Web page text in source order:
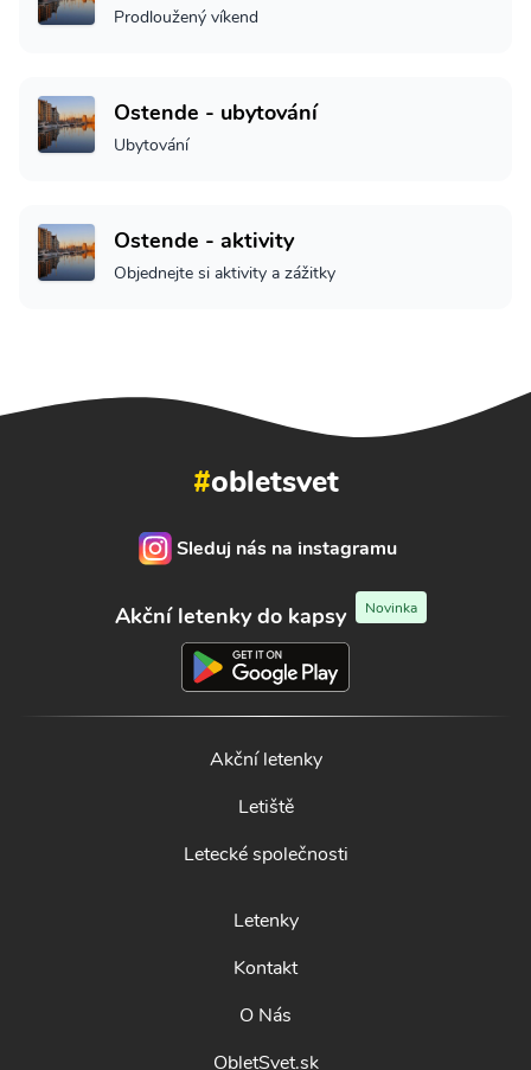
Prodloužený víkend
Ostende - ubytování
Ubytování
Ostende - aktivity
Objednejte si aktivity a zážitky
#obletsvet
Sleduj nás na instagramu
Akční letenky do kapsy Novinka
Akční letenky
Letiště
Letecké společnosti
Letenky
Kontakt
O Nás
ObletSvet.sk